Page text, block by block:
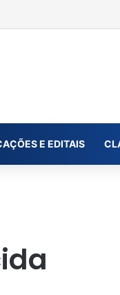
comentários vexatórios
E EDITAIS